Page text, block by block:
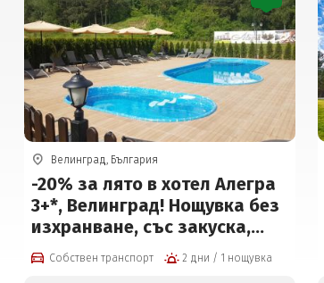
Велинград, България
-20% за лято в хотел Алегра
3+*, Велинград! Нощувка без
изхранване, със закуска,
обяд*, вечеря*, външен и
вътрешен басейн с
Собствен транспорт 2 дни / 1 нощувка